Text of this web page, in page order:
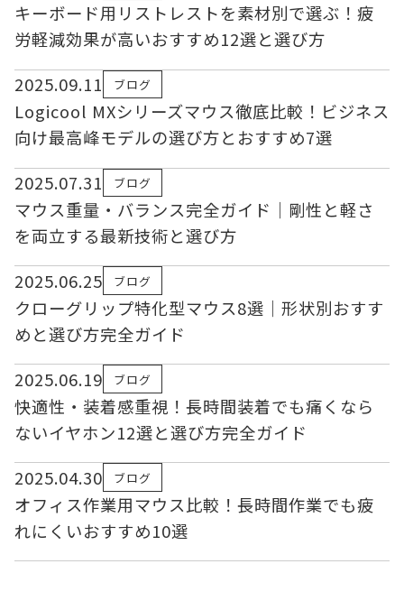
キーボード用リストレストを素材別で選ぶ！疲
労軽減効果が高いおすすめ12選と選び方
2025.09.11
ブログ
Logicool MXシリーズマウス徹底比較！ビジネス
向け最高峰モデルの選び方とおすすめ7選
2025.07.31
ブログ
マウス重量・バランス完全ガイド｜剛性と軽さ
を両立する最新技術と選び方
2025.06.25
ブログ
クローグリップ特化型マウス8選｜形状別おすす
めと選び方完全ガイド
2025.06.19
ブログ
快適性・装着感重視！長時間装着でも痛くなら
ないイヤホン12選と選び方完全ガイド
2025.04.30
ブログ
オフィス作業用マウス比較！長時間作業でも疲
れにくいおすすめ10選